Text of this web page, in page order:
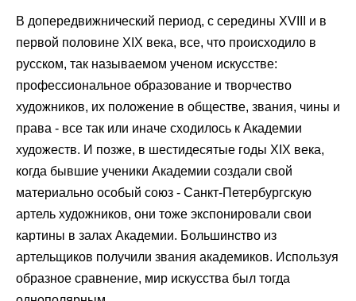
В допередвижнический период, с середины XVIII и в
первой половине XIX века, все, что происходило в
русском, так называемом ученом искусстве:
профессиональное образование и творчество
художников, их положение в обществе, звания, чины и
права - все так или иначе сходилось к Академии
художеств. И позже, в шестидесятые годы XIX века,
когда бывшие ученики Академии создали свой
материально особый союз - Санкт-Петербургскую
артель художников, они тоже экспонировали свои
картины в залах Академии. Большинство из
артельщиков получили звания академиков. Используя
образное сравнение, мир искусства был тогда